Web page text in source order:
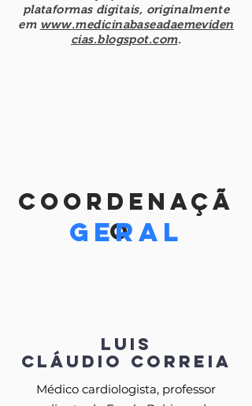
plataformas digitais, originalmente
em www.medicinabaseadaemeviden
cias.blogspot.com.
coordenaçã
o
geral
Luis
Cláudio Correia
Médico cardiologista, professor